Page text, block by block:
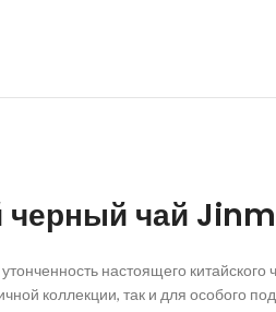
чай
настоящего
коллекции, так и для особого